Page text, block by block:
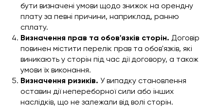
бути визначені умови щодо знижок на орендну
плату за певні причини, наприклад, ранню
сплату.
Визначення прав та обов'язків сторін. Договір
повинен містити перелік прав та обов'язків, які
виникають у сторін під час дії договору, а також
умови їх виконання.
Визначення ризиків. У випадку становлення
оставин дії непереборної сили або інших
наслідків, що не залежали від волі сторін.